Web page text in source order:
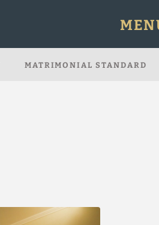
MATRIMONIAL STANDARD